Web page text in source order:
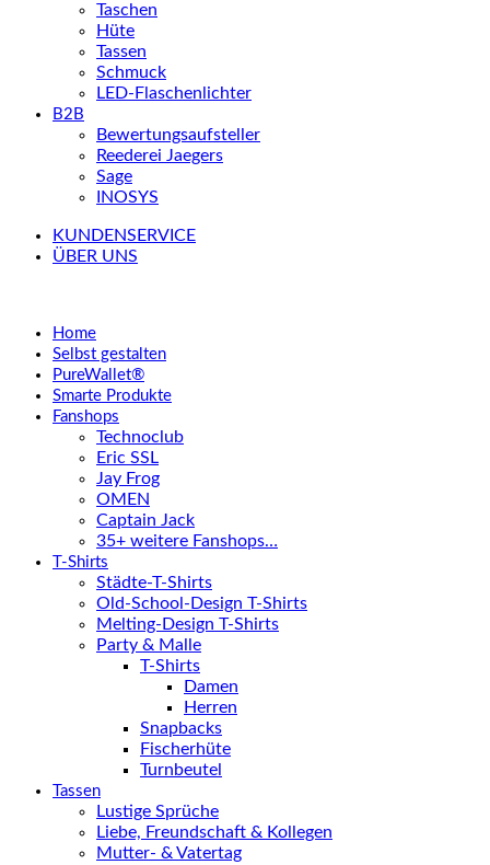
Taschen
Hüte
Tassen
Schmuck
LED-Flaschenlichter
B2B
Bewertungsaufsteller
Reederei Jaegers
Sage
INOSYS
KUNDENSERVICE
ÜBER UNS
Home
Selbst gestalten
PureWallet®
Smarte Produkte
Fanshops
Technoclub
Eric SSL
Jay Frog
OMEN
Captain Jack
35+ weitere Fanshops…
T-Shirts
Städte-T-Shirts
Old-School-Design T-Shirts
Melting-Design T-Shirts
Party & Malle
T-Shirts
Damen
Herren
Snapbacks
Fischerhüte
Turnbeutel
Tassen
Lustige Sprüche
Liebe, Freundschaft & Kollegen
Mutter- & Vatertag